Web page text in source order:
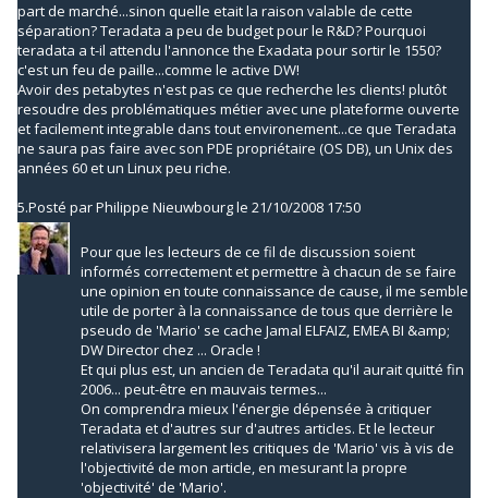
part de marché...sinon quelle etait la raison valable de cette
séparation? Teradata a peu de budget pour le R&D? Pourquoi
teradata a t-il attendu l'annonce the Exadata pour sortir le 1550?
c'est un feu de paille...comme le active DW!
Avoir des petabytes n'est pas ce que recherche les clients! plutôt
resoudre des problématiques métier avec une plateforme ouverte
et facilement integrable dans tout environement...ce que Teradata
ne saura pas faire avec son PDE propriétaire (OS DB), un Unix des
années 60 et un Linux peu riche.
5.Posté parPhilippe Nieuwbourgle 21/10/2008 17:50
Pour que les lecteurs de ce fil de discussion soient
informés correctement et permettre à chacun de se faire
une opinion en toute connaissance de cause, il me semble
utile de porter à la connaissance de tous que derrière le
pseudo de 'Mario' se cache Jamal ELFAIZ, EMEA BI &amp;
DW Director chez ... Oracle !
Et qui plus est, un ancien de Teradata qu'il aurait quitté fin
2006... peut-être en mauvais termes...
On comprendra mieux l'énergie dépensée à critiquer
Teradata et d'autres sur d'autres articles. Et le lecteur
relativisera largement les critiques de 'Mario' vis à vis de
l'objectivité de mon article, en mesurant la propre
'objectivité' de 'Mario'.